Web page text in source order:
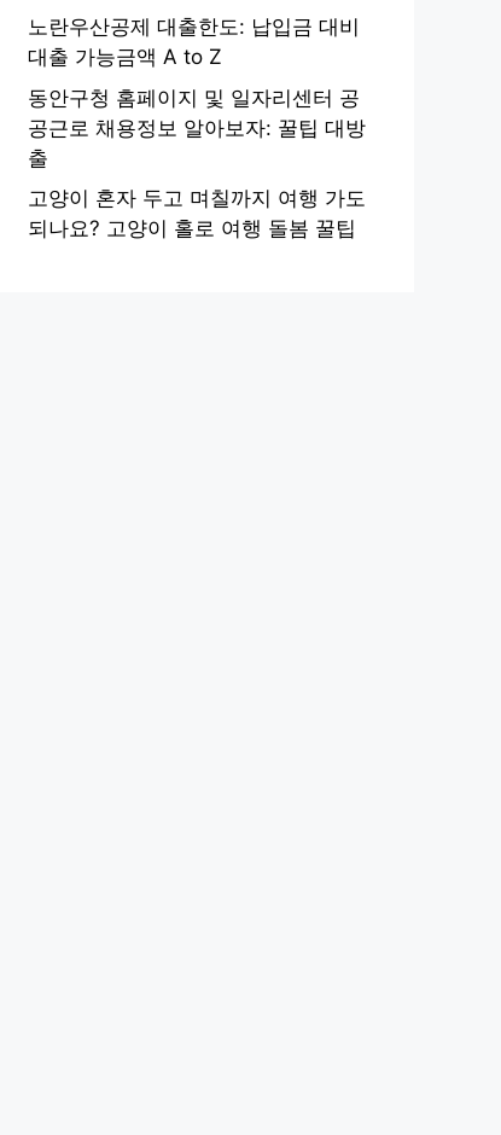
노란우산공제 대출한도: 납입금 대비
대출 가능금액 A to Z
동안구청 홈페이지 및 일자리센터 공
공근로 채용정보 알아보자: 꿀팁 대방
출
고양이 혼자 두고 며칠까지 여행 가도
되나요? 고양이 홀로 여행 돌봄 꿀팁